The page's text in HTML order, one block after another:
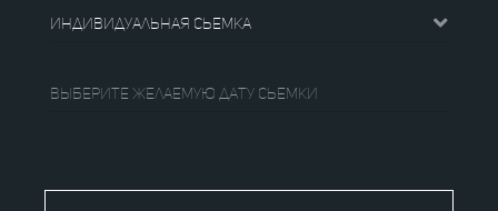
Индивидуальная сьемка
Выберите желаемую дату сьемки